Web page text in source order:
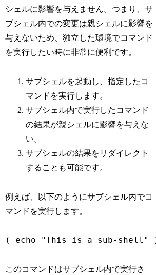
シェルに影響を与えません。つまり、サ
ブシェル内での変更は親シェルに影響を
与えないため、独立した環境でコマンド
を実行したい時に非常に便利です。
サブシェルを起動し、指定したコ
マンドを実行します。
サブシェル内で実行したコマンド
の結果が親シェルに影響を与えな
い。
サブシェルの結果をリダイレクト
することも可能です。
例えば、以下のようにサブシェル内でコ
マンドを実行します。
このコマンドはサブシェル内で実行さ